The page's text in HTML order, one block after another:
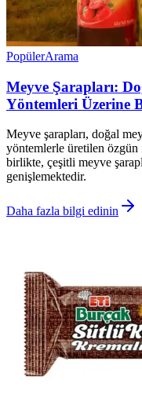
PopülerArama
Meyve Şarapları:
Yöntemleri Üzerine
Meyve şarapları, doğal
yöntemlerle üretilen
birlikte, çeşitli meyve
genişlemektedir.
Daha fazla bilgi edinin